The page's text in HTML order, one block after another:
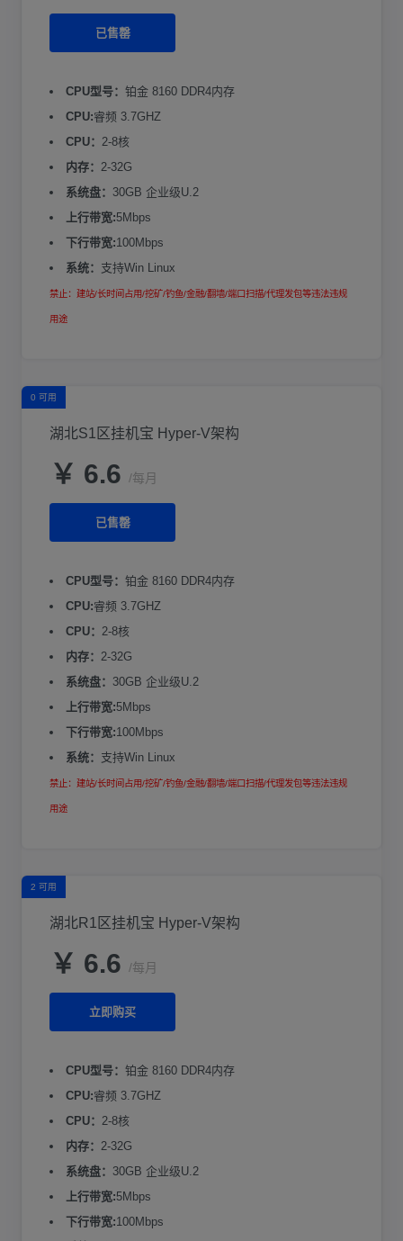
已售罄
CPU型号： 铂金 8160 DDR4内存
CPU:睿频 3.7GHZ
CPU： 2-8核
内存： 2-32G
系统盘： 30GB 企业级U.2
上行带宽:5Mbps
下行带宽:100Mbps
系统： 支持Win Linux
禁止：建站/长时间占用/挖矿/钓鱼/金融/翻墙/端口扫描/代理发包等违法违规
用途
0 可用
湖北S1区挂机宝 Hyper-V架构
￥ 6.6 /每月
已售罄
CPU型号： 铂金 8160 DDR4内存
CPU:睿频 3.7GHZ
CPU： 2-8核
内存： 2-32G
系统盘： 30GB 企业级U.2
上行带宽:5Mbps
下行带宽:100Mbps
系统： 支持Win Linux
禁止：建站/长时间占用/挖矿/钓鱼/金融/翻墙/端口扫描/代理发包等违法违规
用途
2 可用
湖北R1区挂机宝 Hyper-V架构
￥ 6.6 /每月
立即购买
CPU型号： 铂金 8160 DDR4内存
CPU:睿频 3.7GHZ
CPU： 2-8核
内存： 2-32G
系统盘： 30GB 企业级U.2
上行带宽:5Mbps
下行带宽:100Mbps